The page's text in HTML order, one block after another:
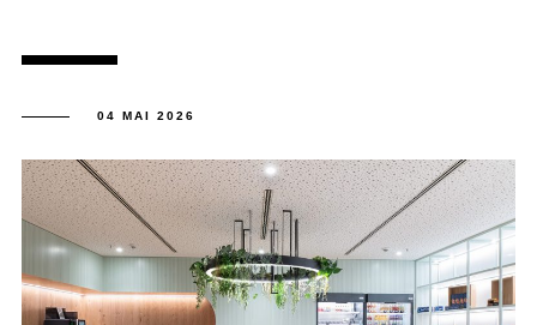
04 MAI 2026